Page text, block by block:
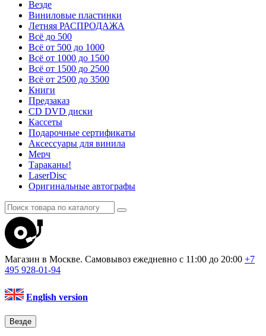
Везде
Виниловые пластинки
Летняя РАСПРОДАЖА
Всё до 500
Всё от 500 до 1000
Всё от 1000 до 1500
Всё от 1500 до 2500
Всё от 2500 до 3500
Книги
Предзаказ
CD DVD диски
Кассеты
Подарочные сертификаты
Аксессуары для винила
Мерч
Тараканы!
LaserDisc
Оригинальные автографы
Магазин в Москве. Самовывоз ежедневно с 11:00 до 20:00 +7
495 928-01-94
English version
Везде